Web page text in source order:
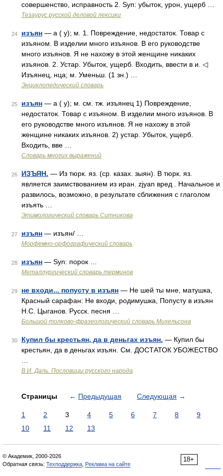
совершенство, исправность 2. Syn: убыток, урон, ущерб …
Тезаурус русской деловой лексики
24 изъян — а ( у); м. 1. Повреждение, недостаток. Товар с
изъяном. В изделии много изъянов. В его руководстве
много изъянов. Я не нахожу в этой женщине никаких
изъянов. 2. Устар. Убыток, ущерб. Входить, ввести в и. ◁
Изъянец, нца; м. Уменьш. (1 зн.) …
Энциклопедический словарь
25 изъян — а ( у); м. см. тж. изъянец 1) Повреждение,
недостаток. Товар с изъяном. В изделии много изъянов. В
его руководстве много изъянов. Я не нахожу в этой
женщине никаких изъянов. 2) устар. Убыток, ущерб.
Входить, вве …
Словарь многих выражений
26 ИЗЪЯН. — Из тюрк. яз. (ср. казах. зыян). В тюрк. яз.
является заимствованием из иран. zjyan вред . Начальное и
развилось, возможно, в результате сближения с глаголом
изъять …
Этимологический словарь Ситникова
27 изъян — изъян/ …
Морфемно-орфографический словарь
28 изъян — Syn: порок …
Металлургический словарь терминов
29 не входи... попусту в изъян — Не шей ты мне, матушка,
Красный сарафан: Не входи, родимушка, Попусту в изъян
Н.С. Цыганов. Русск. песня …
Большой толково-фразеологический словарь Михельсона
30 Купил бы крестьян, да в деньгах изъян. — Купил бы
крестьян, да в деньгах изъян. См. ДОСТАТОК УБОЖЕСТВО
В.И. Даль. Пословицы русского народа
Страницы ← Предыдущая Следующая →
1 2 3 4 5 6 7 8
9
10
11 12 13
18+
© Академик, 2000-2026
Обратная связь: Техподдержка Реклама на сайте